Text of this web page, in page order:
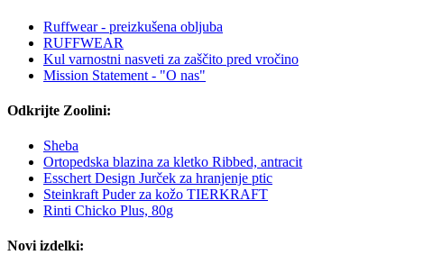
Ruffwear - preizkušena obljuba
RUFFWEAR
Kul varnostni nasveti za zaščito pred vročino
Mission Statement - "O nas"
Odkrijte Zoolini:
Sheba
Ortopedska blazina za kletko Ribbed, antracit
Esschert Design Jurček za hranjenje ptic
Steinkraft Puder za kožo TIERKRAFT
Rinti Chicko Plus, 80g
Novi izdelki: